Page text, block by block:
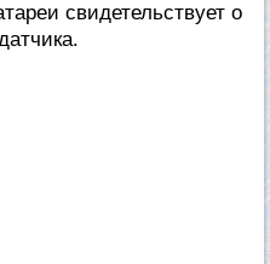
свидетельствует о